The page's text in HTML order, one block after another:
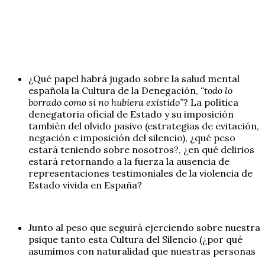
¿Qué papel habrá jugado sobre la salud mental
española la Cultura de la Denegación, “todo lo
borrado como si no hubiera existido”? La política
denegatoria oficial de Estado y su imposición
también del olvido pasivo (estrategias de evitación,
negación e imposición del silencio), ¿qué peso
estará teniendo sobre nosotros?, ¿en qué delirios
estará retornando a la fuerza la ausencia de
representaciones testimoniales de la violencia de
Estado vivida en España?
Junto al peso que seguirá ejerciendo sobre nuestra
psique tanto esta Cultura del Silencio (¿por qué
asumimos con naturalidad que nuestras personas